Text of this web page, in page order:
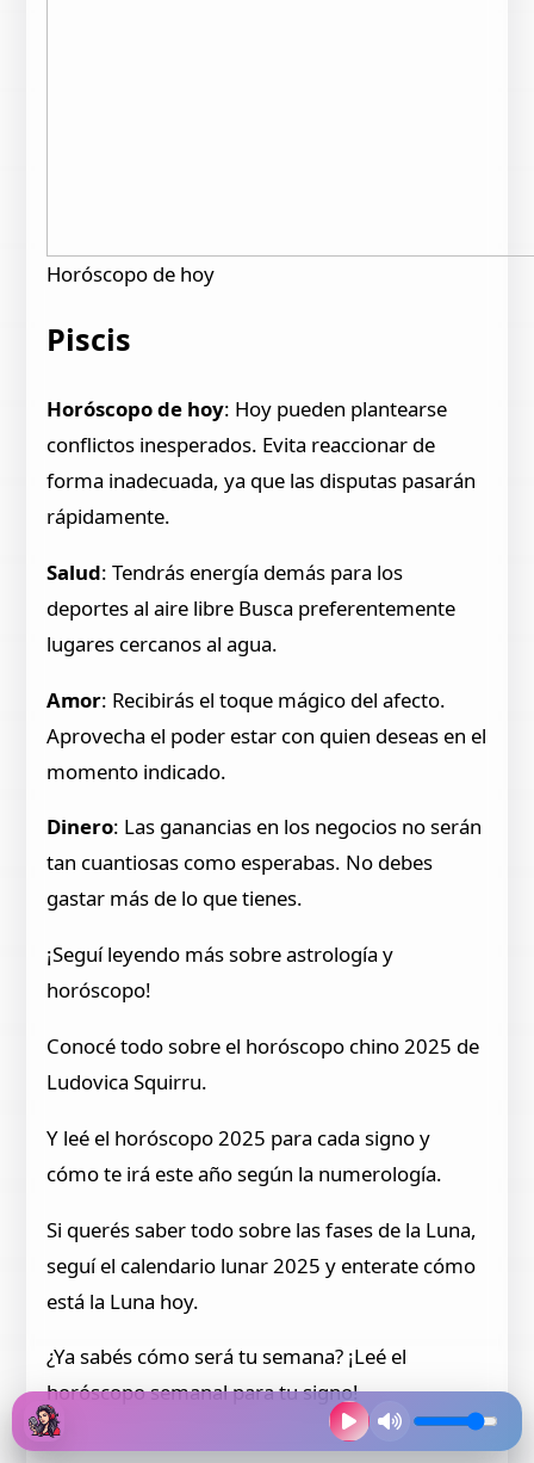
Horóscopo de hoy
Piscis
Horóscopo de hoy: Hoy pueden plantearse
conflictos inesperados. Evita reaccionar de
forma inadecuada, ya que las disputas pasarán
rápidamente.
Salud: Tendrás energía demás para los
deportes al aire libre Busca preferentemente
lugares cercanos al agua.
Amor: Recibirás el toque mágico del afecto.
Aprovecha el poder estar con quien deseas en el
momento indicado.
Dinero: Las ganancias en los negocios no serán
tan cuantiosas como esperabas. No debes
gastar más de lo que tienes.
¡Seguí leyendo más sobre astrología y
horóscopo!
Conocé todo sobre el horóscopo chino 2025 de
Ludovica Squirru.
Y leé el horóscopo 2025 para cada signo y
cómo te irá este año según la numerología.
Si querés saber todo sobre las fases de la Luna,
seguí el calendario lunar 2025 y enterate cómo
está la Luna hoy.
¿Ya sabés cómo será tu semana? ¡Leé el
horóscopo semanal para tu signo!